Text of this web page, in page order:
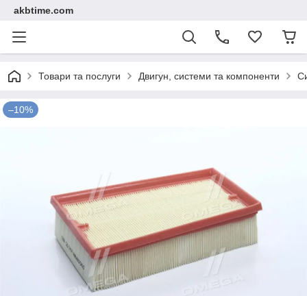
akbtime.com
Товари та послуги Двигун, системи та компоненти
–10%